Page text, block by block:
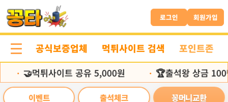
문
로
로그인 회원가입
공식보증업체 먹튀사이트 검색 포인트존
🤝먹튀사이트 공유 5,000원 🏆출석왕 상금 100
이벤트 출석체크 꽁머니교환